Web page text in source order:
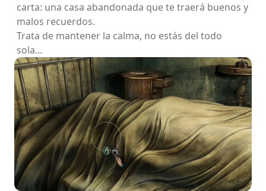
carta: una casa abandonada que te traerá buenos y
malos recuerdos.
Trata de mantener la calma, no estás del todo
sola…